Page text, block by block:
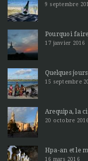
9 septembre
Pourquoi
17 janvier 2016
Quelques
15 septembre
Arequipa, la
20 octobre 2016
Hpa-an et le
16 mars 2016